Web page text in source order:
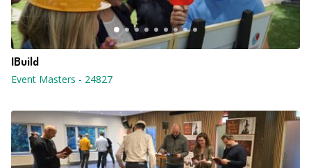
IBuild
Event Masters - 24827